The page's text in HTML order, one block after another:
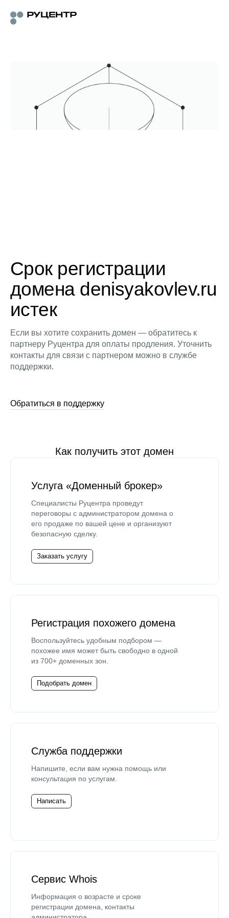
Срок регистрации
домена denisyakovlev.ru
истек
Если вы хотите сохранить домен — обратитесь к
партнеру Руцентра для оплаты продления. Уточнить
контакты для связи с партнером можно в службе
поддержки.
Обратиться в поддержку
Как получить этот домен
Услуга «Доменный брокер»
Специалисты Руцентра проведут
переговоры с администратором домена о
его продаже по вашей цене и организуют
безопасную сделку.
Заказать услугу
Регистрация похожего домена
Воспользуйтесь удобным подбором —
похожее имя может быть свободно в одной
из 700+ доменных зон.
Подобрать домен
Служба поддержки
Напишите, если вам нужна помощь или
консультация по услугам.
Написать
Сервис Whois
Информация о возрасте и сроке
регистрации домена, контакты